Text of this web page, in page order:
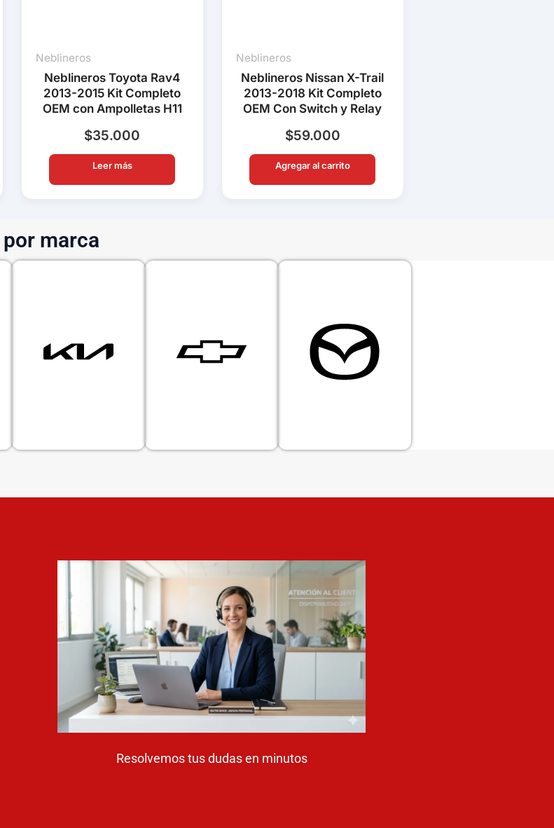
Neblineros
Neblineros Toyota Rav4
2013-2015 Kit Completo
OEM con Ampolletas H11
$35.000
Leer más
Neblineros
Neblineros Nissan X-Trail
2013-2018 Kit Completo
OEM Con Switch y Relay
$59.000
Agregar al carrito
marca
Resolvemos tus dudas en minutos